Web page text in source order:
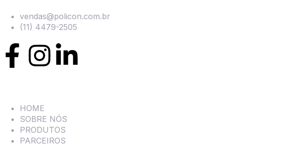
vendas@policon.com.br
(11) 4479-2505
HOME
SOBRE NÓS
PRODUTOS
PARCEIROS